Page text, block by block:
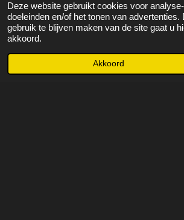
Deze website gebruikt cookies voor analyse-
doeleinden en/of het tonen van advertenties.
gebruik te blijven maken van de site gaat u
akkoord.
Akkoord